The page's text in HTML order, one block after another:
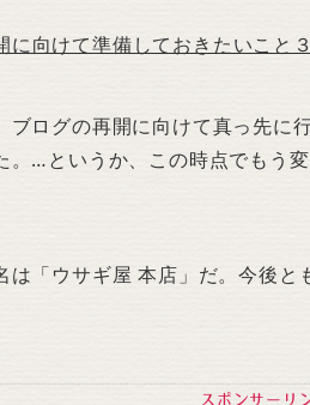
に向けて準備しておきたいこと
ログの再開に向けて真っ先に
。…というか、この時点でもう
「ウサギ屋 本店」だ。今後と
スポンサーリ